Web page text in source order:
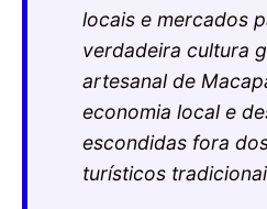
locais e mercados
verdadeira cultura
artesanal de
economia local e
escondidas fora
turísticos